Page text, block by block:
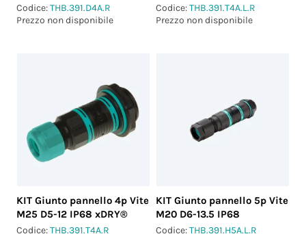
Codice:THB.391.D4A.R
Prezzo non disponibile
Codice:THB.391.T4A.L.R
Prezzo non disponibile
KIT Giunto pannello 4p Vite
M25 D5-12 IP68 xDRY®
Codice:THB.391.T4A.R
KIT Giunto pannello 5p Vite
M20 D6-13.5 IP68
Codice:THB.391.H5A.L.R